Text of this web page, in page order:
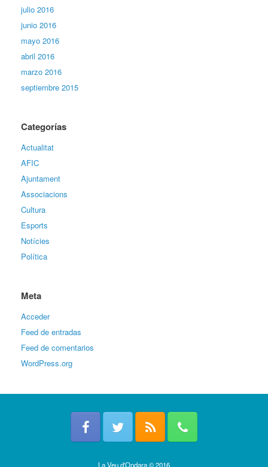
julio 2016
junio 2016
mayo 2016
abril 2016
marzo 2016
septiembre 2015
Categorías
Actualitat
AFIC
Ajuntament
Associacions
Cultura
Esports
Notícies
Política
Meta
Acceder
Feed de entradas
Feed de comentarios
WordPress.org
La Veu d'Ondara © 2016